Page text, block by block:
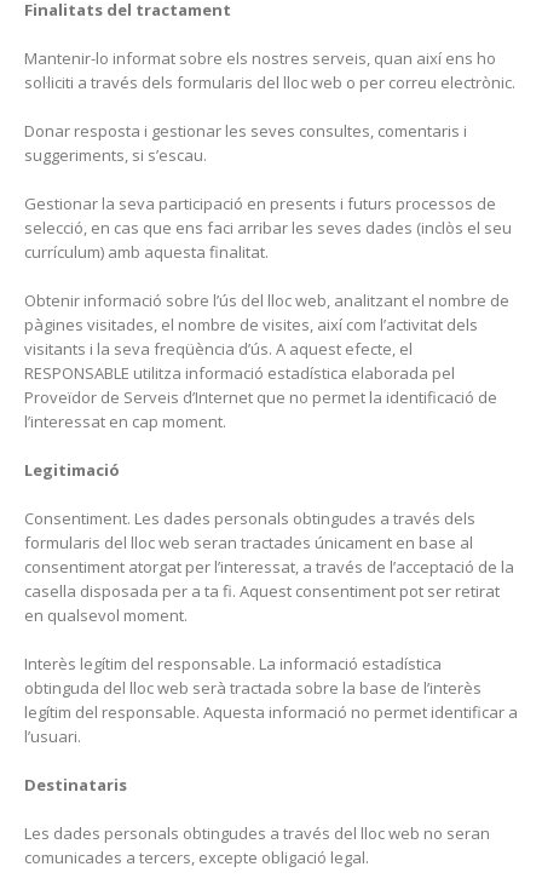
Finalitats del tractament
Mantenir-lo informat sobre els nostres serveis, quan així ens ho
sol·liciti a través dels formularis del lloc web o per correu electrònic.
Donar resposta i gestionar les seves consultes, comentaris i
suggeriments, si s’escau.
Gestionar la seva participació en presents i futurs processos de
selecció, en cas que ens faci arribar les seves dades (inclòs el seu
currículum) amb aquesta finalitat.
Obtenir informació sobre l’ús del lloc web, analitzant el nombre de
pàgines visitades, el nombre de visites, així com l’activitat dels
visitants i la seva freqüència d’ús. A aquest efecte, el
RESPONSABLE utilitza informació estadística elaborada pel
Proveïdor de Serveis d’Internet que no permet la identificació de
l’interessat en cap moment.
Legitimació
Consentiment. Les dades personals obtingudes a través dels
formularis del lloc web seran tractades únicament en base al
consentiment atorgat per l’interessat, a través de l’acceptació de la
casella disposada per a ta fi. Aquest consentiment pot ser retirat
en qualsevol moment.
Interès legítim del responsable. La informació estadística
obtinguda del lloc web serà tractada sobre la base de l’interès
legítim del responsable. Aquesta informació no permet identificar a
l’usuari.
Destinataris
Les dades personals obtingudes a través del lloc web no seran
comunicades a tercers, excepte obligació legal.